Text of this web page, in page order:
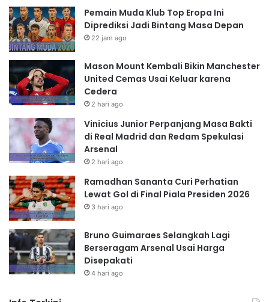
Pemain Muda Klub Top Eropa Ini
Diprediksi Jadi Bintang Masa Depan
22 jam ago
Mason Mount Kembali Bikin Manchester
United Cemas Usai Keluar karena
Cedera
2 hari ago
Vinicius Junior Perpanjang Masa Bakti
di Real Madrid dan Redam Spekulasi
Arsenal
2 hari ago
Ramadhan Sananta Curi Perhatian
Lewat Gol di Final Piala Presiden 2026
3 hari ago
Bruno Guimaraes Selangkah Lagi
Berseragam Arsenal Usai Harga
Disepakati
4 hari ago